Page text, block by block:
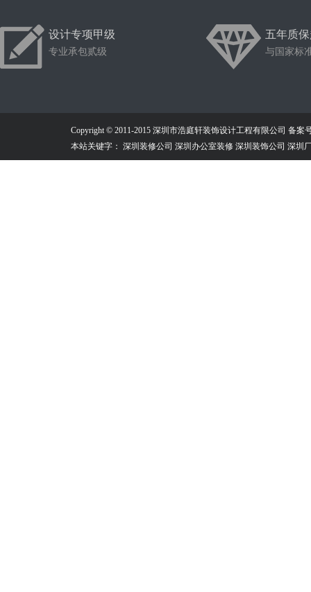
设计专项甲级
专业承包贰级
五年质
与国家标
Copyright © 2011-2015 深圳市浩庭轩装饰设计工程有限公司 备案
本站关键字： 深圳装修公司 深圳办公室装修 深圳装饰公司 深